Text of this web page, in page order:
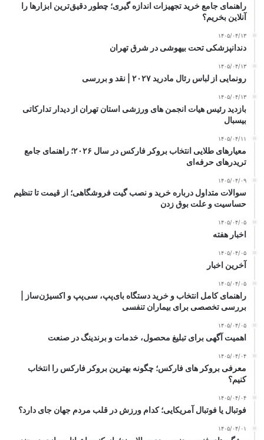
راهنمای جامع خرید تجهیزات اندازه گیری؛ چطور دقیق‌ترین ابزارها را
آنلاین بخریم؟
۱۴۰۵/۰۴/۱۳
دندانپزشکی تحت بیهوشی در شرق تهران
۱۴۰۵/۰۴/۱۳
رونمایی از لباس رئال مادرید ۲۰۲۷ | نقد و بررسی
۱۴۰۵/۰۴/۱۳
بازدید رئیس هیات انجمن های ورزشی استان تهران از دیدار تدارکاتی
بیسبال
۱۴۰۵/۰۴/۱۱
معیارهای طلایی انتخاب بروکر فارکس در سال ۲۰۲۶؛ راهنمای جامع
تریدرهای حرفه‌ای
۱۴۰۵/۰۴/۰۹
سوالات متداول درباره خرید و نصب گیت فروشگاهی؛ از قیمت تا تنظیم
حساسیت و علت بوق زدن
۱۴۰۵/۰۴/۰۵
اخبار هفته
۱۴۰۵/۰۴/۰۵
آخرین اخبار
۱۴۰۵/۰۴/۰۵
راهنمای کامل انتخاب و خرید دستگاه بای‌پپ، سی‌پپ و اکسیژن‌ساز |
بررسی تخصصی برای بیماران تنفسی
۱۴۰۵/۰۴/۰۵
اهمیت آگهی برای تبلیغ محصول، خدمات و برندینگ در صنعت
۱۴۰۵/۰۴/۰۴
معرفی بروکر های فارکس؛ چگونه بهترین بروکر فارکس را انتخاب
کنیم؟
۱۴۰۵/۰۴/۰۴
فوتبال یا فوتبال آمریکایی؛ کدام ورزش در قلب مردم جهان جای دارد؟
۱۴۰۵/۰۴/۰۱